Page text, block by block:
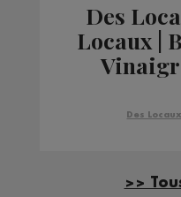
Des
Locaux |
Des
>>